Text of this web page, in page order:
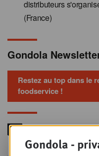
distributeurs
(France)
Gondola
Restez au top dans le
foodservice !
Gondola -